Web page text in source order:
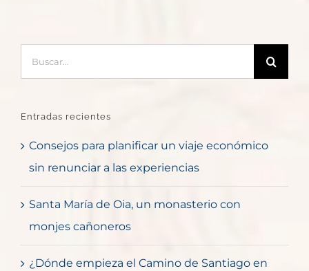
Entradas recientes
Consejos para planificar un viaje económico
sin renunciar a las experiencias
Santa María de Oia, un monasterio con
monjes cañoneros
¿Dónde empieza el Camino de Santiago en